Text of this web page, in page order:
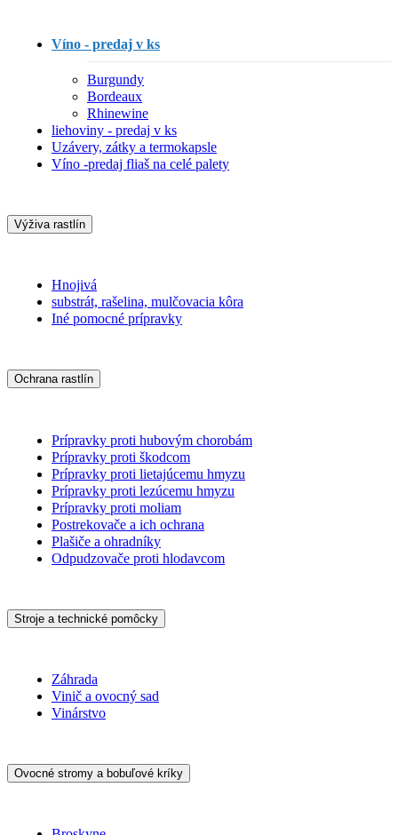
Víno - predaj v ks
Burgundy
Bordeaux
Rhinewine
liehoviny - predaj v ks
Uzávery, zátky a termokapsle
Víno -predaj fliaš na celé palety
Výživa rastlín
Hnojivá
substrát, rašelina, mulčovacia kôra
Iné pomocné prípravky
Ochrana rastlín
Prípravky proti hubovým chorobám
Prípravky proti škodcom
Prípravky proti lietajúcemu hmyzu
Prípravky proti lezúcemu hmyzu
Prípravky proti moliam
Postrekovače a ich ochrana
Plašiče a ohradníky
Odpudzovače proti hlodavcom
Stroje a technické pomôcky
Záhrada
Vinič a ovocný sad
Vinárstvo
Ovocné stromy a bobuľové kríky